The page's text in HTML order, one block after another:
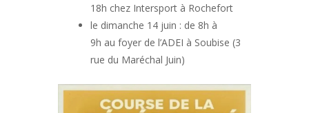
18h chez Intersport à Rochefort
le dimanche 14 juin : de 8h à
9h au foyer de l’ADEI à Soubise (3
rue du Maréchal Juin)